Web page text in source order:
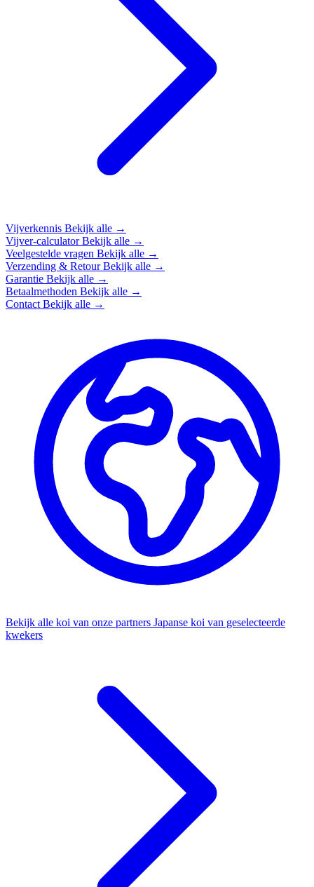
Vijverkennis Bekijk alle →
Vijver-calculatorBekijk alle →
Veelgestelde vragen Bekijk alle →
Verzending & RetourBekijk alle →
Garantie Bekijk alle →
Betaalmethoden Bekijk alle →
Contact Bekijk alle →
Bekijk alle koi van onze partners Japanse koi van geselecteerde
kwekers